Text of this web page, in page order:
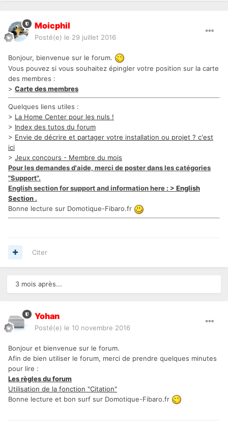
Moicphil
Posté(e) le 29 juillet 2016
Bonjour, bienvenue sur le forum.
Vous pouvez si vous souhaitez épingler votre position sur la carte
des membres :
> Carte des membres
Quelques liens utiles :
> La Home Center pour les nuls !
> Index des tutos du forum
> Envie de décrire et partager votre installation ou projet ? c'est
ici
> Jeux concours - Membre du mois
Pour les demandes d'aide, merci de poster dans les catégories
"Support".
English section for support and information here : > English
Section .
Bonne lecture sur Domotique-Fibaro.fr
Citer
3 mois après...
Yohan
Posté(e) le 10 novembre 2016
Bonjour et bienvenue sur le forum.
Afin de bien utiliser le forum, merci de prendre quelques minutes
pour lire :
Les règles du forum
Utilisation de la fonction "Citation"
Bonne lecture et bon surf sur Domotique-Fibaro.fr